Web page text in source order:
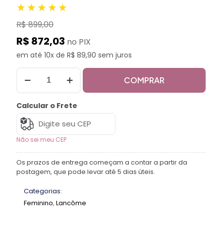
★★★★★
R$ 899,00
R$ 872,03 no PIX
em até 10x de R$ 89,90 sem juros
COMPRAR
Calcular o Frete
Não sei meu CEP
Os prazos de entrega começam a contar a partir da
postagem, que pode levar até 5 dias úteis.
Categorias:
Feminino, Lancôme